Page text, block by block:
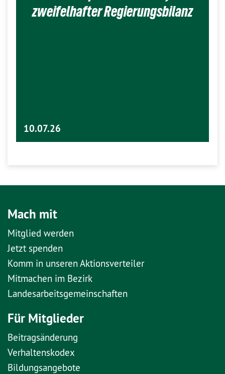
zweifelhafter Regierungsbilanz
10.07.26
Mach mit
Mitglied werden
Jetzt spenden
Komm in unseren Aktionsverteiler
Mitmachen im Bezirk
Landesarbeitsgemeinschaften
Für Mitglieder
Beitragsänderung
Verhaltenskodex
Bildungsangebote